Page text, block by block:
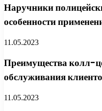
Наручники
особенности
11.05.2023
Преимущества колл-
обслуживания
11.05.2023